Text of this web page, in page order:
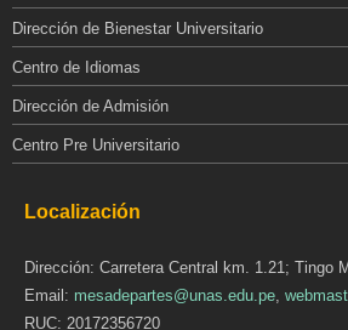
Dirección de Bienestar Universitario
Centro de Idiomas
Dirección de Admisión
Centro Pre Universitario
Localización
Dirección: Carretera Central km. 1.21; Tingo
Email: mesadepartes@unas.edu.pe
RUC: 20172356720